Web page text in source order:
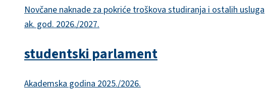
Novčane naknade za pokriće troškova studiranja i ostalih usluga
ak. god. 2026./2027.
studentski parlament
Akademska godina 2025./2026.